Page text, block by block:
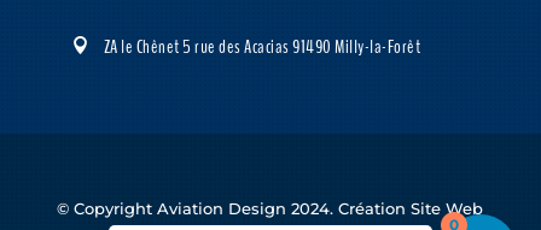
 ZA le Chênet 5 rue des Acacias 91490 Milly-la-Forêt
© Copyright Aviation Design 2024. Création Site Web
0